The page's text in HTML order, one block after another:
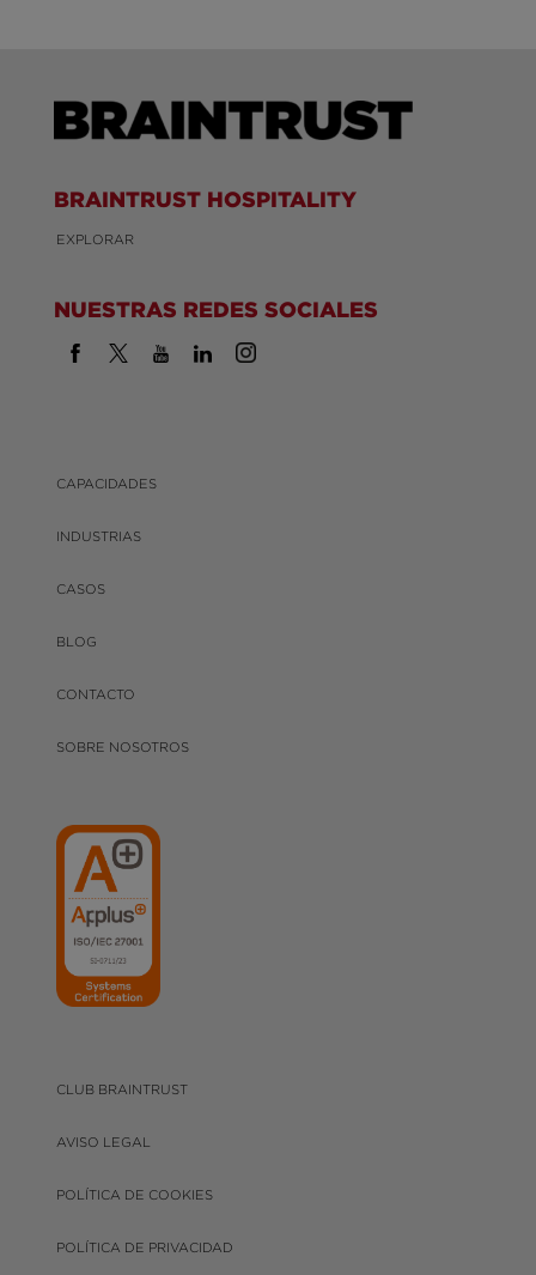
BRAINTRUST HOSPITALITY
EXPLORAR
NUESTRAS REDES SOCIALES
CAPACIDADES
INDUSTRIAS
CASOS
BLOG
CONTACTO
SOBRE NOSOTROS
CLUB BRAINTRUST
AVISO LEGAL
POLÍTICA DE COOKIES
POLÍTICA DE PRIVACIDAD